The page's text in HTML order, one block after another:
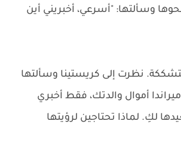
وسألتها: "أسرعي، أخبريني أين
متشككة. نظرت إلى كريستينا وسألتها
أموال والدتك، فقط أخبري
لكِ. لماذا تحتاجين لرؤيتها